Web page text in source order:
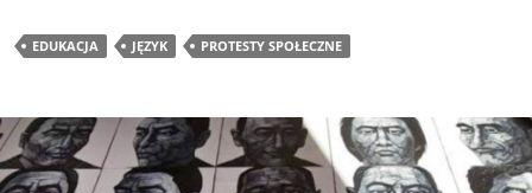
EDUKACJA JĘZYK PROTESTY SPOŁECZNE